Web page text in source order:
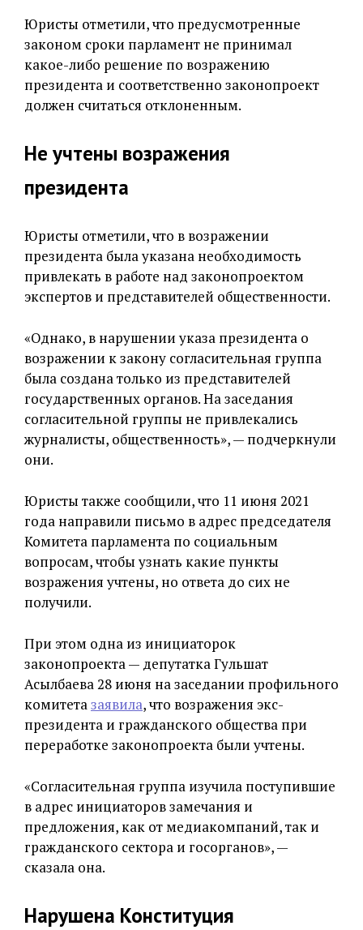
Юристы отметили, что предусмотренные
законом сроки парламент не принимал
какое-либо решение по возражению
президента и соответственно законопроект
должен считаться отклоненным.
Не учтены возражения
президента
Юристы отметили, что в возражении
президента была указана необходимость
привлекать в работе над законопроектом
экспертов и представителей общественности.
«Однако, в нарушении указа президента о
возражении к закону согласительная группа
была создана только из представителей
государственных органов. На заседания
согласительной группы не привлекались
журналисты, общественность», — подчеркнули
они.
Юристы также сообщили, что 11 июня 2021
года направили письмо в адрес председателя
Комитета парламента по социальным
вопросам, чтобы узнать какие пункты
возражения учтены, но ответа до сих не
получили.
При этом одна из инициаторок
законопроекта — депутатка Гульшат
Асылбаева 28 июня на заседании профильного
комитетазаявила, что возражения экс-
президента и гражданского общества при
переработке законопроекта были учтены.
«Согласительная группа изучила поступившие
в адрес инициаторов замечания и
предложения, как от медиакомпаний, так и
гражданского сектора и госорганов», —
сказала она.
Нарушена Конституция